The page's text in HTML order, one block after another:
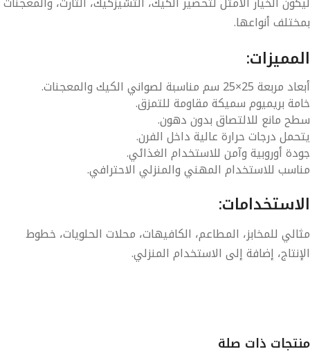
أنواعها.
مربعة25×25 سم مناسبة لصواني الكيك والمعجنات.
بريميوم سميكةمقاومة للتمزق.
مانع للالتصاق بدون دهون.
درجات حرارة عالية داخل الفرن.
أوروبيةوآمن للاستخدام الغذائي.
للاستخدام المهني والمنزلي الاحترافي.
للمخابز، المطاعم، الكافيهات، محلات الحلويات، خطوط
إضافة إلى الاستخدام المنزلي.
ذات صلة